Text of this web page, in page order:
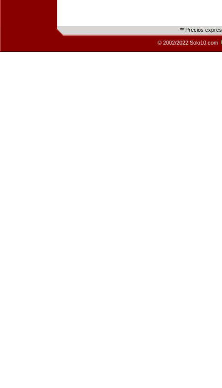
** Precios
© 2002/2022 Solo10.com